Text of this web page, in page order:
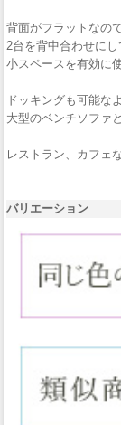
背面がフラットなの
2台を背中合わせに
小スペースを有効に
ドッキングも可能な
大型のベンチソファ
レストラン、カフェ
バリエーション